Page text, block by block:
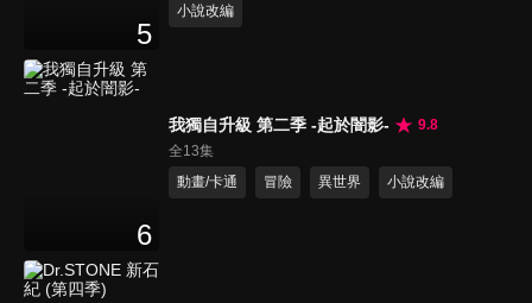
5
小說改編
6
我獨自升級 第二季 -起於闇影-
9.8
全13集
動畫/卡通
冒險 異世界 小說改編